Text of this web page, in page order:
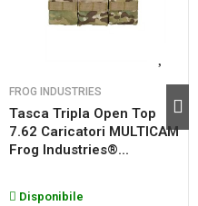
FROG INDUSTRIES
Tasca Tripla Open Top
7.62 Caricatori MULTICAM
Frog Industries®...
Disponibile